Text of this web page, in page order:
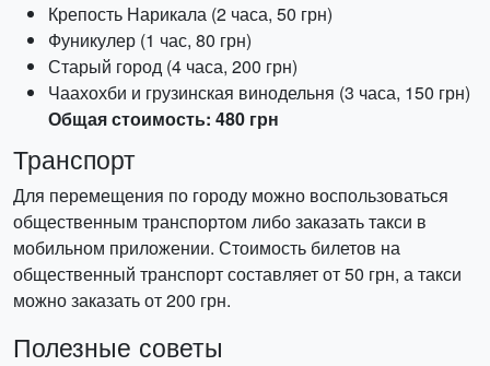
Крепость Нарикала (2 часа, 50 грн)
Фуникулер (1 час, 80 грн)
Старый город (4 часа, 200 грн)
Чаахохби и грузинская винодельня (3 часа, 150 грн)
Общая стоимость: 480 грн
Транспорт
Для перемещения по городу можно воспользоваться
общественным транспортом либо заказать такси в
мобильном приложении. Стоимость билетов на
общественный транспорт составляет от 50 грн, а такси
можно заказать от 200 грн.
Полезные советы